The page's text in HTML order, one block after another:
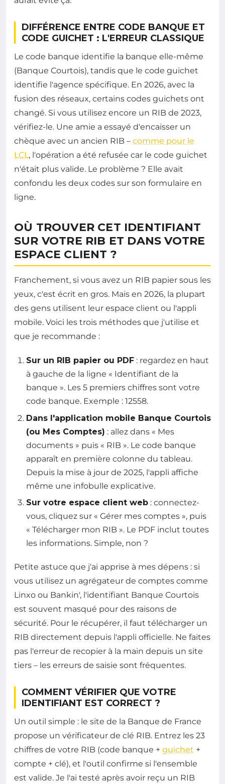
DIFFÉRENCE ENTRE CODE BANQUE ET
CODE GUICHET : L'ERREUR CLASSIQUE
Le code banque identifie la banque elle-même
(Banque Courtois), tandis que le code guichet
identifie l'agence spécifique. En 2026, avec la
fusion des réseaux, certains codes guichets ont
changé. Si vous utilisez encore un RIB de 2023,
vérifiez-le. Une amie a essayé d'encaisser un
chèque avec un ancien RIB – comme pour le
LCL, l'opération a été refusée car le code guichet
n'était plus valide. Le problème ? Elle avait
confondu les deux codes sur son formulaire en
ligne.
OÙ TROUVER CET IDENTIFIANT
SUR VOTRE RIB ET DANS VOTRE
ESPACE CLIENT ?
Franchement, si vous avez un RIB papier sous les
yeux, c'est écrit en gros. Mais en 2026, la plupart
des gens utilisent leur espace client ou l'appli
mobile. Voici les trois méthodes que j'utilise et
que je recommande :
Sur un RIB papier ou PDF : regardez en haut
à gauche de la ligne « Identifiant de la
banque ». Les 5 premiers chiffres sont votre
code banque. Exemple : 12558.
Dans l'application mobile Banque Courtois
(ou Mes Comptes) : allez dans « Mes
documents » puis « RIB ». Le code banque
apparaît en première colonne du tableau.
Depuis la mise à jour de 2025, l'appli affiche
même une infobulle explicative.
Sur votre espace client web : connectez-
vous, cliquez sur « Gérer mes comptes », puis
« Télécharger mon RIB ». Le PDF inclut toutes
les informations. Simple, non ?
Petite astuce que j'ai apprise à mes dépens : si
vous utilisez un agrégateur de comptes comme
Linxo ou Bankin', l'identifiant Banque Courtois
est souvent masqué pour des raisons de
sécurité. Pour le récupérer, il faut télécharger un
RIB directement depuis l'appli officielle. Ne faites
pas l'erreur de recopier à la main depuis un site
tiers – les erreurs de saisie sont fréquentes.
COMMENT VÉRIFIER QUE VOTRE
IDENTIFIANT EST CORRECT ?
Un outil simple : le site de la Banque de France
propose un vérificateur de clé RIB. Entrez les 23
chiffres de votre RIB (code banque + guichet +
compte + clé), et l'outil confirme si l'ensemble
est valide. Je l'ai testé après avoir reçu un RIB